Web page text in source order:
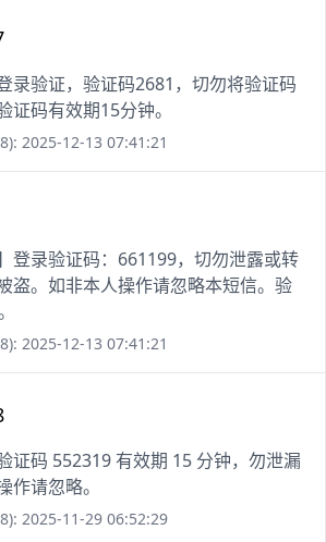
录验证，验证码2681，切勿将验证码
证码有效期15分钟。
2025-12-13 07:41:21
登录验证码：661199，切勿泄露或转
盗。如非本人操作请忽略本短信。验
2025-12-13 07:41:21
证码 552319 有效期 15 分钟，勿泄漏
作请忽略。
2025-11-29 06:52:29